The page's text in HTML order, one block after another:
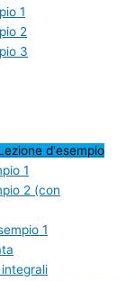
1
2
3
d'esempio
1
2 (con
1
integrali